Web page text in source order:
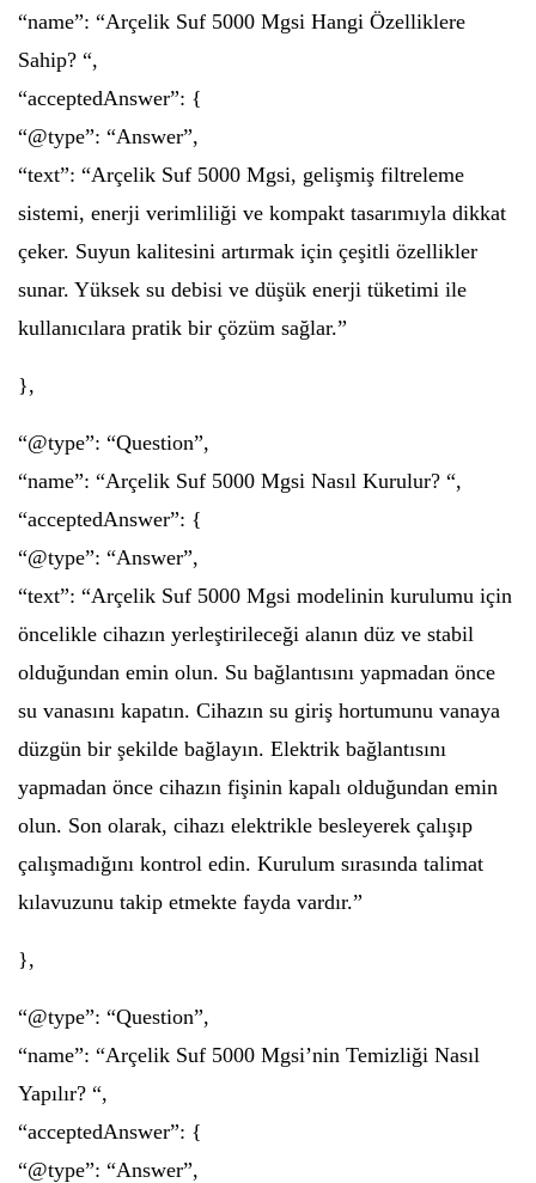
“name”: “Arçelik Suf 5000 Mgsi Hangi Özelliklere
Sahip? “,
“acceptedAnswer”: {
“@type”: “Answer”,
“text”: “Arçelik Suf 5000 Mgsi, gelişmiş filtreleme
sistemi, enerji verimliliği ve kompakt tasarımıyla dikkat
çeker. Suyun kalitesini artırmak için çeşitli özellikler
sunar. Yüksek su debisi ve düşük enerji tüketimi ile
kullanıcılara pratik bir çözüm sağlar.”
},
“@type”: “Question”,
“name”: “Arçelik Suf 5000 Mgsi Nasıl Kurulur? “,
“acceptedAnswer”: {
“@type”: “Answer”,
“text”: “Arçelik Suf 5000 Mgsi modelinin kurulumu için
öncelikle cihazın yerleştirileceği alanın düz ve stabil
olduğundan emin olun. Su bağlantısını yapmadan önce
su vanasını kapatın. Cihazın su giriş hortumunu vanaya
düzgün bir şekilde bağlayın. Elektrik bağlantısını
yapmadan önce cihazın fişinin kapalı olduğundan emin
olun. Son olarak, cihazı elektrikle besleyerek çalışıp
çalışmadığını kontrol edin. Kurulum sırasında talimat
kılavuzunu takip etmekte fayda vardır.”
},
“@type”: “Question”,
“name”: “Arçelik Suf 5000 Mgsi’nin Temizliği Nasıl
Yapılır? “,
“acceptedAnswer”: {
“@type”: “Answer”,